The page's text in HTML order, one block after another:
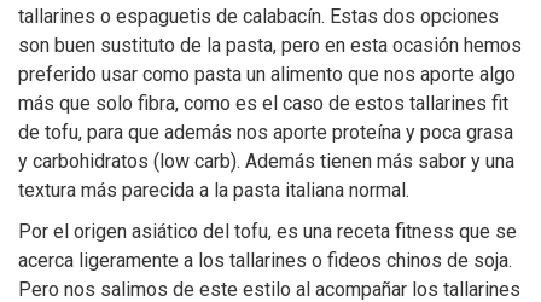
tallarines o espaguetis de calabacín. Estas dos opciones
son buen sustituto de la pasta, pero en esta ocasión hemos
preferido usar como pasta un alimento que nos aporte algo
más que solo fibra, como es el caso de estos tallarines fit
de tofu, para que además nos aporte proteína y poca grasa
y carbohidratos (low carb). Además tienen más sabor y una
textura más parecida a la pasta italiana normal.
Por el origen asiático del tofu, es una receta fitness que se
acerca ligeramente a los tallarines o fideos chinos de soja.
Pero nos salimos de este estilo al acompañar los tallarines